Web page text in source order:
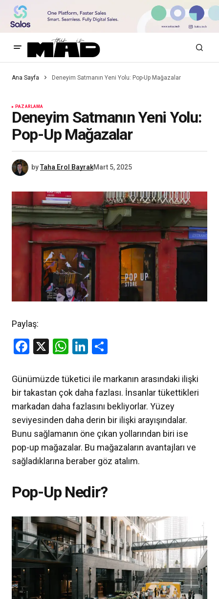
Ana Sayfa Deneyim Satmanın Yeni Yolu: Pop-Up Mağazalar
PAZARLAMA
Deneyim Satmanın Yeni Yolu:
Pop-Up Mağazalar
byTaha Erol BayrakMart 5, 2025
Paylaş:
Facebook
X WhatsApp
LinkedIn
Günümüzde tüketici ile markanın arasındaki ilişki
bir takastan çok daha fazlası. İnsanlar tükettikleri
markadan daha fazlasını bekliyorlar. Yüzey
seviyesinden daha derin bir ilişki arayışındalar.
Bunu sağlamanın öne çıkan yollarından biri ise
pop-up mağazalar. Bu mağazaların avantajları ve
sağladıklarına beraber göz atalım.
Pop-Up Nedir?